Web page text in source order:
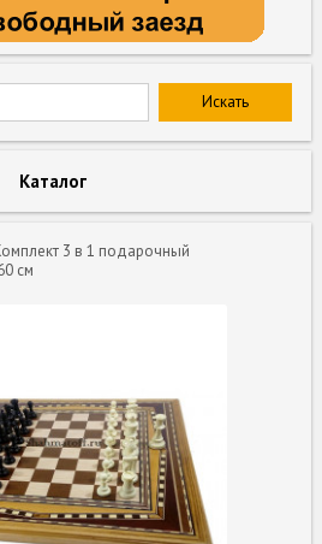
Каталог
3 в 1 подарочный
cм